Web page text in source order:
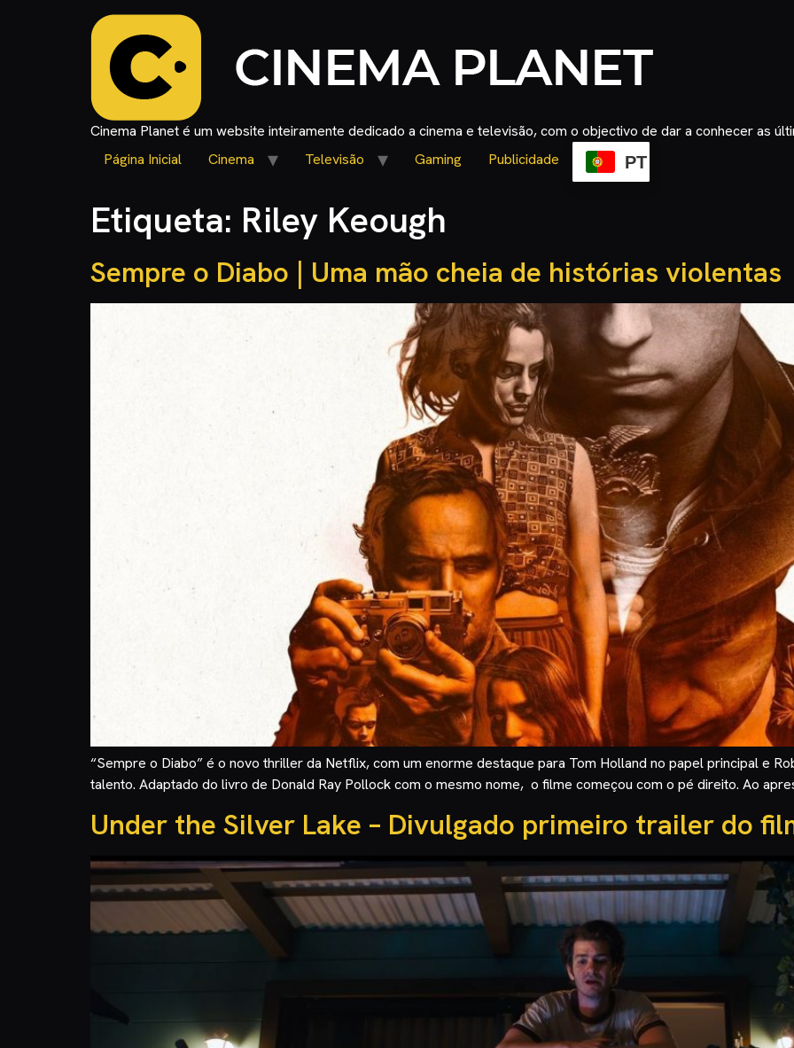
Cinema Planet é um website inteiramente dedicado a cinema e televisão, com o objectivo de dar a conhecer as
Página Inicial
Cinema Televisão Gaming Publicidade PT
Etiqueta: Riley Keough
Sempre o Diabo | Uma mão cheia de histórias violentas
“Sempre o Diabo” é o novo thriller da Netflix, com um enorme destaque para Tom Holland no papel principal e
talento. Adaptado do livro de Donald Ray Pollock com o mesmo nome, o filme começou com o pé direito. Ao
Under the Silver Lake – Divulgado primeiro trailer do